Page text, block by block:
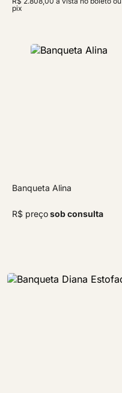
pix
Banqueta Alina
R$ preçosob consulta